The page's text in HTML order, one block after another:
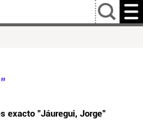
…
exacto "Jáuregui, Jorge"